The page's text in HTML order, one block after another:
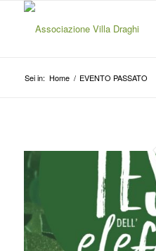
Sei in: Home / EVENTO PASSATO